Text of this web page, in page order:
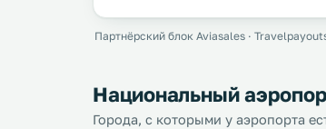
Партнёрский блок Aviasales ·
Национальный
Города, с которыми у аэропорта